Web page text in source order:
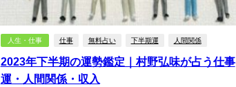
人生・仕事 仕事 無料占い 下半期運 人間関係
2023年下半期の運勢鑑定｜村野弘味が占う仕事
運・人間関係・収入